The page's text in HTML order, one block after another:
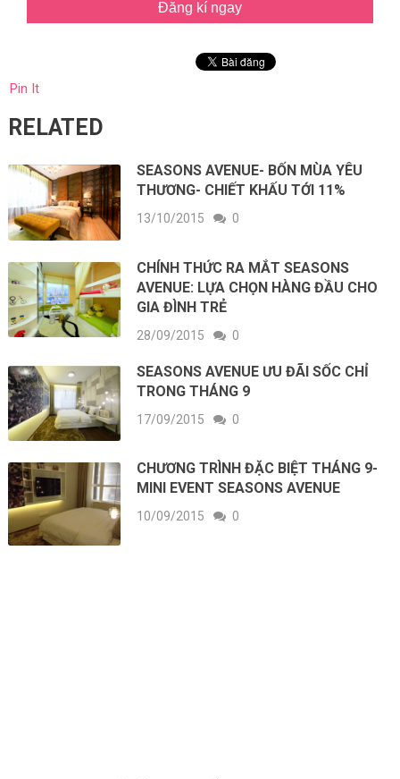
Đăng kí ngay
Pin It
RELATED
SEASONS AVENUE- BỐN MÙA YÊU
THƯƠNG- CHIẾT KHẤU TỚI 11%
13/10/2015 0
CHÍNH THỨC RA MẮT SEASONS
AVENUE: LỰA CHỌN HÀNG ĐẦU CHO
GIA ĐÌNH TRẺ
28/09/2015 0
SEASONS AVENUE ƯU ĐÃI SỐC CHỈ
TRONG THÁNG 9
17/09/2015 0
CHƯƠNG TRÌNH ĐẶC BIỆT THÁNG 9-
MINI EVENT SEASONS AVENUE
10/09/2015 0